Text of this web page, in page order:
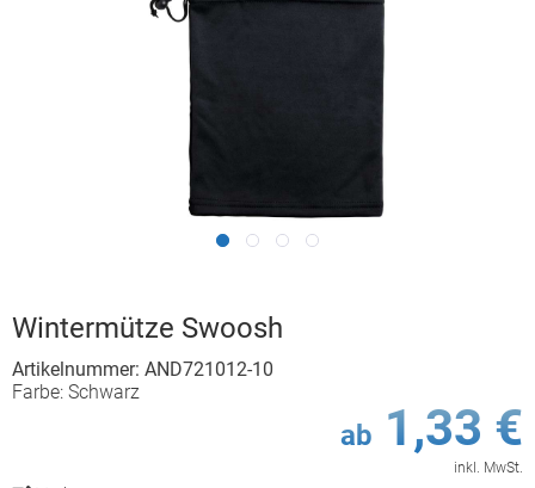
Wintermütze Swoosh
Artikelnummer: AND721012-10
Farbe: Schwarz
ab 1,33 €
inkl. MwSt.